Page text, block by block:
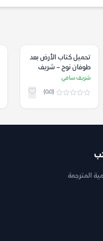
تحميل كتاب الأرض بعد
طوفان نوح – شريف
سامي
شريف سامي
(0.0)
المترجمة